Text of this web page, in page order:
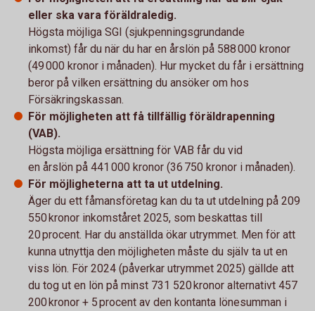
eller ska vara föräldraledig.
Högsta möjliga SGI (sjukpenningsgrundande
inkomst) får du när du har en årslön på 588 000 kronor
(49 000 kronor i månaden). Hur mycket du får i ersättning
beror på vilken ersättning du ansöker om hos
Försäkringskassan.
För möjligheten att få tillfällig föräldrapenning
(VAB).
Högsta möjliga ersättning för VAB får du vid
en årslön på 441 000 kronor (36 750 kronor i månaden).
För möjligheterna att ta ut utdelning.
Äger du ett fåmansföretag kan du ta ut utdelning på 209
550 kronor inkomståret 2025, som beskattas till
20 procent. Har du anställda ökar utrymmet. Men för att
kunna utnyttja den möjligheten måste du själv ta ut en
viss lön. För 2024 (påverkar utrymmet 2025) gällde att
du tog ut en lön på minst 731 520 kronor alternativt 457
200 kronor + 5 procent av den kontanta lönesumman i